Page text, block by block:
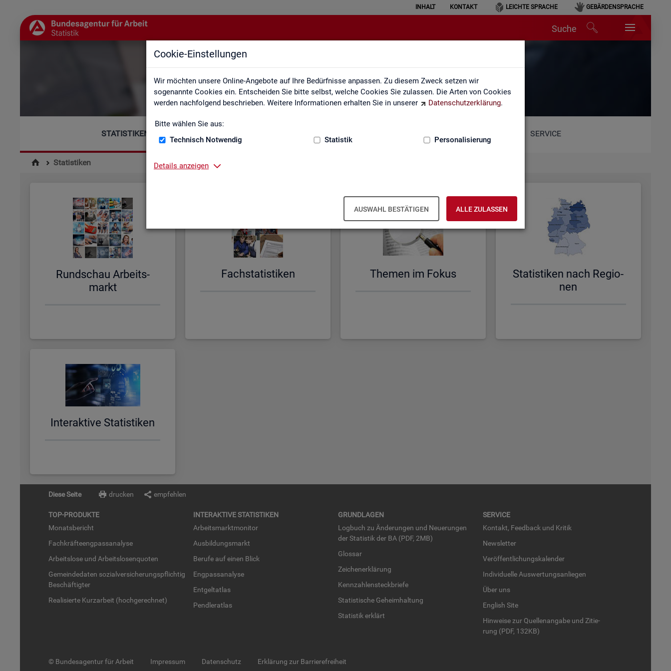
Cookie-Einstellungen
Wir möchten unsere Online-Angebote auf Ihre Bedürfnisse anpassen. Zu diesem Zweck setzen wir
sogenannte Cookies ein. Entscheiden Sie bitte selbst, welche Cookies Sie zulassen. Die Arten von Cookies
werden nachfolgend beschrieben. Weitere Informationen erhalten Sie in unserer
Datenschutzerklärung.
Bitte wählen Sie aus:
Technisch Notwendig
Statistik Personalisierung
Details anzeigen
AUSWAHL BESTÄTIGEN ALLE ZULASSEN
INHALT KONTAKT LEICHTE SPRACHE GEBÄRDENSPRACHE
Suche
Statistiken
STATISTIKEN SERVICE
Statistiken
Rund­schau Ar­beits­
markt
Fach­sta­tis­ti­ken The­men im Fokus
Sta­tis­ti­ken nach Re­gio­
nen
In­ter­ak­ti­ve Sta­tis­ti­ken
Diese Seite drucken empfehlen
TOP-PRO­DUK­TE
Mo­nats­be­richt
Fach­kräf­te­eng­pass­ana­ly­se
Ar­beits­lo­se und Ar­beits­lo­sen­quo­ten
Ge­mein­de­da­ten so­zi­al­ver­si­che­rungs­pflich­tig
Be­schäf­tig­ter
Rea­li­sier­te Kurz­ar­beit (hoch­ge­rech­net)
IN­TER­AK­TI­VE STA­TIS­TI­KEN
Ar­beits­markt­mo­ni­tor
Aus­bil­dungs­markt
Be­ru­fe auf einen Blick
Eng­pass­ana­ly­se
Ent­gel­t­at­las
Pend­ler­at­las
GRUND­LA­GEN
Log­buch zu Än­de­run­gen und Neue­run­gen
der Sta­tis­tik der BA (PDF, 2MB)
Glos­sar
Zei­chen­er­klä­rung
Kenn­zah­len­steck­brie­fe
Sta­tis­ti­sche Ge­heim­hal­tung
Sta­tis­tik er­klärt
SER­VICE
Kon­takt, Feed­back und Kri­tik
News­let­ter
Ver­öf­fent­li­chungs­ka­len­der
In­di­vi­du­el­le Aus­wer­tungs­an­lie­gen
Über uns
English Site
Hin­wei­se zur Quel­len­an­ga­be und Zi­tie­
rung (PDF, 132KB)
© Bundesagentur für Arbeit Impressum Datenschutz Erklärung zur Barrierefreiheit